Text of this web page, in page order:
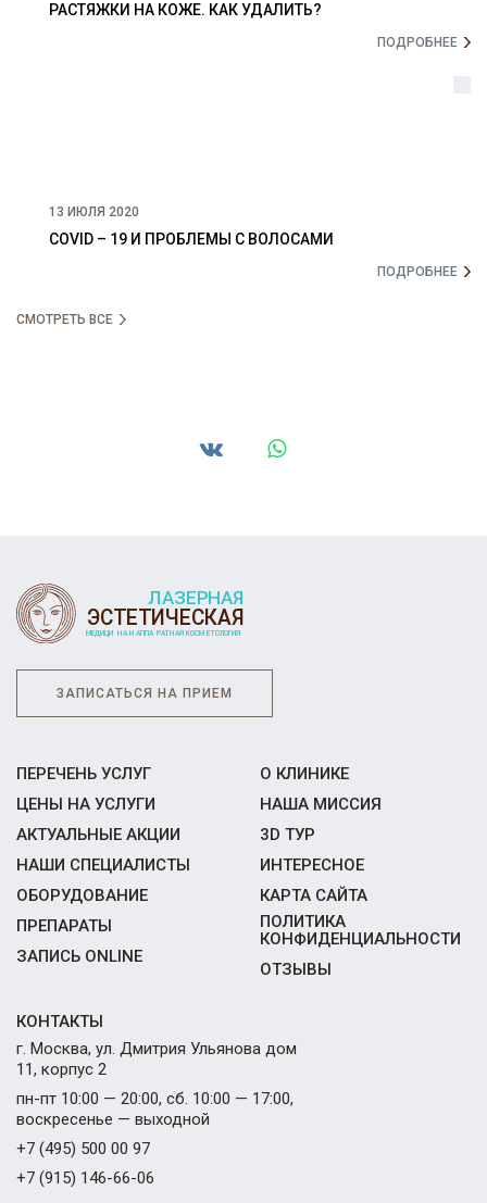
РАСТЯЖКИ НА КОЖЕ. КАК УДАЛИТЬ?
ПОДРОБНЕЕ
13 ИЮЛЯ 2020
COVID – 19 И ПРОБЛЕМЫ С ВОЛОСАМИ
ПОДРОБНЕЕ
СМОТРЕТЬ ВСЕ
ЗАПИСАТЬСЯ НА ПРИЕМ
ПЕРЕЧЕНЬ УСЛУГ
ЦЕНЫ НА УСЛУГИ
АКТУАЛЬНЫЕ АКЦИИ
НАШИ СПЕЦИАЛИСТЫ
ОБОРУДОВАНИЕ
ПРЕПАРАТЫ
ЗАПИСЬ ONLINE
О КЛИНИКЕ
НАША МИССИЯ
3D ТУР
ИНТЕРЕСНОЕ
КАРТА САЙТА
ПОЛИТИКА
КОНФИДЕНЦИАЛЬНОСТИ
ОТЗЫВЫ
КОНТАКТЫ
г. Москва, ул. Дмитрия Ульянова дом
11, корпус 2
пн-пт 10:00 — 20:00, сб. 10:00 — 17:00,
воскресенье — выходной
+7 (495) 500 00 97
+7 (915) 146-66-06